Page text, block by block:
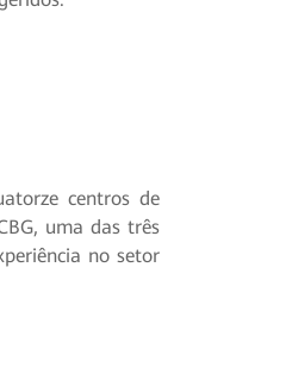
centros de
uma das três
no setor